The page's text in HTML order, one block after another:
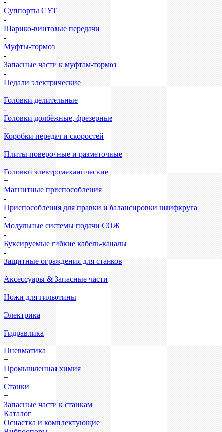
-
Суппорты СУТ
-
Шарико-винтовые передачи
-
Муфты-тормоз
-
Запасные части к муфтам-тормоз
-
Педали электрические
+
Головки делительные
-
Головки долбёжные, фрезерные
-
Коробки передач и скоростей
+
Плиты поверочные и разметочные
+
Головки электромеханические
+
Магнитные приспособления
-
Приспособления для правки и балансировки шлифкруга
-
Модульные системы подачи СОЖ
-
Буксируемые гибкие кабель-каналы
-
Защитные ограждения для станков
+
Аксессуары & Запасные части
-
Ножи для гильотины
+
Электрика
+
Гидравлика
+
Пневматика
+
Промышленная химия
+
Станки
+
Запасные части к станкам
Каталог
Оснастка и комплектующие